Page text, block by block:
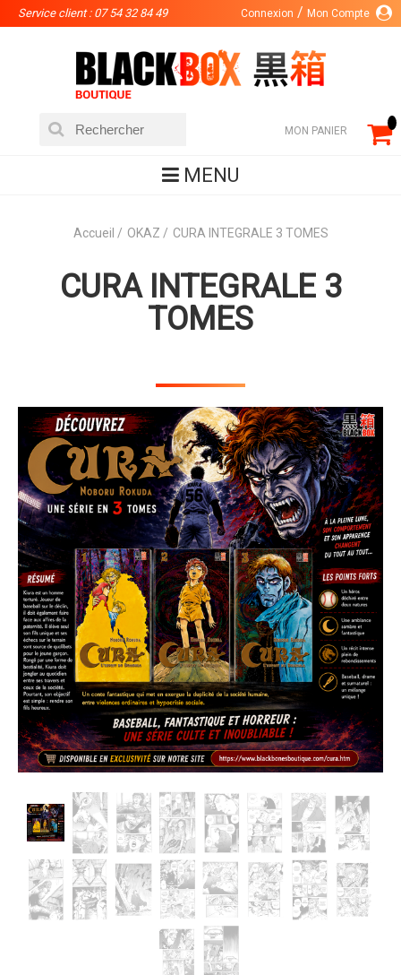
Service client : 07 54 32 84 49 Connexion Mon Compte
MON PANIER
MENU
Accueil OKAZ CURA INTEGRALE 3 TOMES
CURA INTEGRALE 3
TOMES